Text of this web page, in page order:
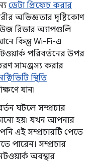
ডেটা প্রিফেচ করার
অভিজ্ঞতার দৃষ্টিকোণ
রিডার অ্যাপগুলি
কিন্তু Wi-Fi-এ
পরিবর্তনের উপর
সামঞ্জস্য করার
স্থিতি
যান৷
ঘটলে সম্প্রচার
হয়৷ যখন আপনার
এই সম্প্রচারটি পেতে
পারেন। সম্প্রচার
অবস্থার